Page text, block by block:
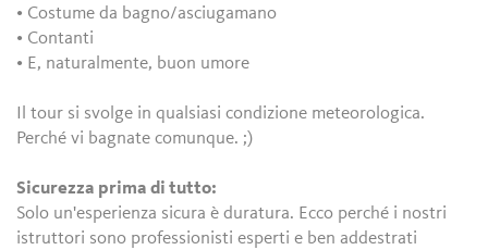
• Costume da bagno/asciugamano
• Contanti
• E, naturalmente, buon umore
Il tour si svolge in qualsiasi condizione meteorologica.
Perché vi bagnate comunque. ;)
Sicurezza prima di tutto:
Solo un'esperienza sicura è duratura. Ecco perché i nostri
istruttori sono professionisti esperti e ben addestrati